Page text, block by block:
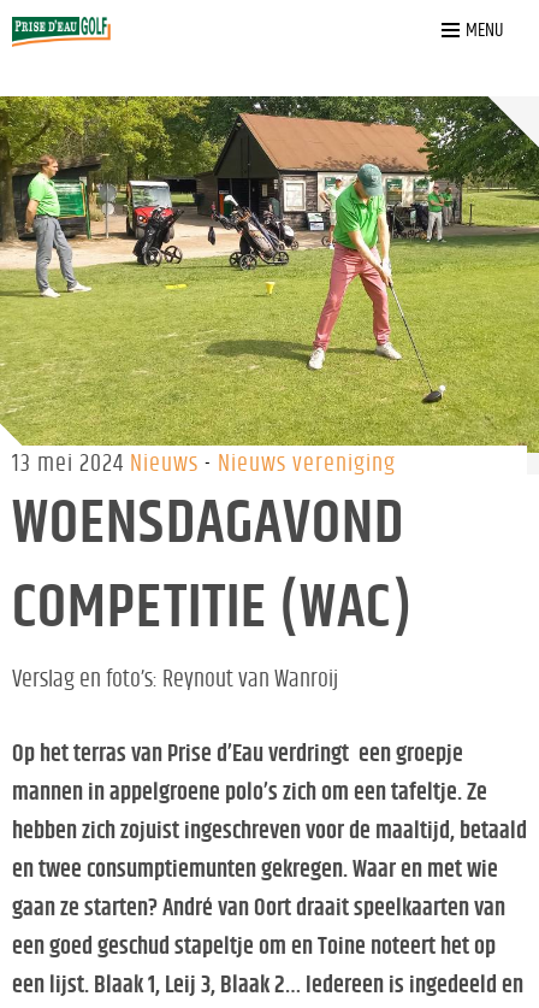
MENU
Home
13 mei 2024 Nieuws Nieuws vereniging
WOENSDAGAVOND
COMPETITIE (WAC)
Verslag en foto’s: Reynout van Wanroij
Op het terras van Prise d’Eau verdringt een groepje
mannen in appelgroene polo’s zich om een tafeltje. Ze
hebben zich zojuist ingeschreven voor de maaltijd, betaald
en twee consumptiemunten gekregen. Waar en met wie
gaan ze starten? André van Oort draait speelkaarten van
een goed geschud stapeltje om en Toine noteert het op
een lijst. Blaak 1, Leij 3, Blaak 2… Iedereen is ingedeeld en